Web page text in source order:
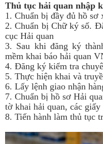
Thủ tục hải quan nhập
1. Chuẩn bị đầy đủ hồ sơ
2. Chuẩn bị Chữ ký số.
cục Hải quan
3. Sau khi đăng ký
mềm khai báo hải quan
4. Đăng ký kiểm tra
5. Thực hiện khai và
6. Lấy lệnh giao nhận
7. Chuẩn bị hồ sơ Hải
tờ khai hải quan, các
8. Tiến hành làm thủ tục